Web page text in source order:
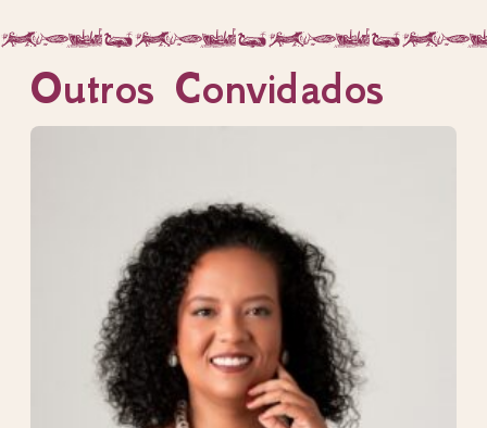
Outros Convidados